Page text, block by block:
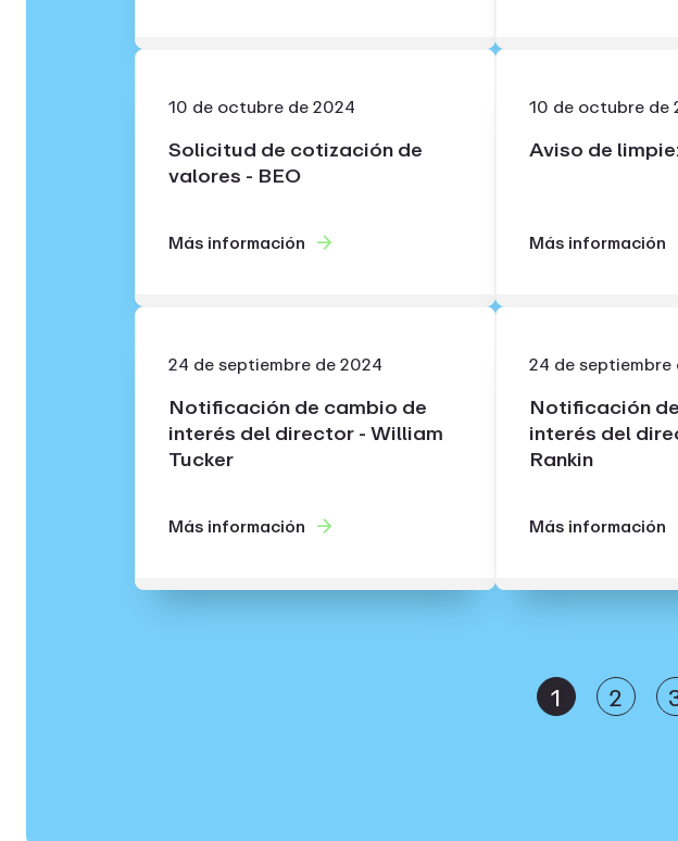
10 de octubre de 2024
Solicitud de cotización de
valores - BEO
Más información
10 de octubre de
Aviso de
Más información
24 de septiembre de 2024
Notificación de cambio de
interés del director - William
Tucker
Más información
24 de septiembre
Notificación
interés del
Rankin
Más información
1 2